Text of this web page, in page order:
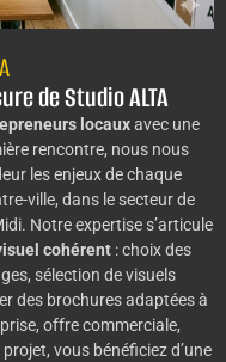
de Studio ALTA
locauxavec une
rencontre, nous nous
les enjeux de chaque
ville, dans le secteur de
Notre expertise s’articule
cohérent : choix des
sélection de visuels
des brochures adaptées à
offre commerciale,
vous bénéficiez d’une